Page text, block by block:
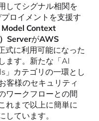
してシグナル相関を
ロイメントを支援す
Context
ServerがAWS
式に利用可能になった
ます。新たな「AI
」カテゴリの一環とし
客様のセキュリティ
ワークフローとの間
れまで以上に簡単に
しています。